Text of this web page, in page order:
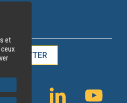
INSTAGRAM LINKEDIN
et